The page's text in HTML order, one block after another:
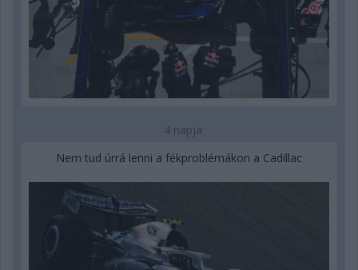
4 napja
Nem tud úrrá lenni a fékproblémákon a Cadillac